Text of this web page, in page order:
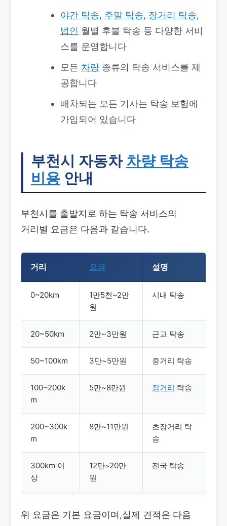
야간 탁송, 주말 탁송, 장거리 탁송,
법인 월별 후불 탁송 등 다양한 서비
스를 운영합니다
모든 차량종류의 탁송 서비스를 제
공합니다
배차되는 모든 기사는 탁송 보험에
가입되어 있습니다
부천시 자동차 차량 탁송
비용 안내
부천시를 출발지로 하는 탁송 서비스의
거리별 요금은 다음과 같습니다.
거리 요금 설명
0~20km
1만5천~2만
원
시내 탁송
20~50km 2만~3만원 근교 탁송
50~100km 3만~5만원 중거리 탁송
100~200k
m
5만~8만원 장거리 탁송
200~300k
m
8만~11만원
초장거리 탁
송
300km 이
상
12만~20만
원
전국 탁송
위 요금은 기본 요금이며,실제 견적은 다음